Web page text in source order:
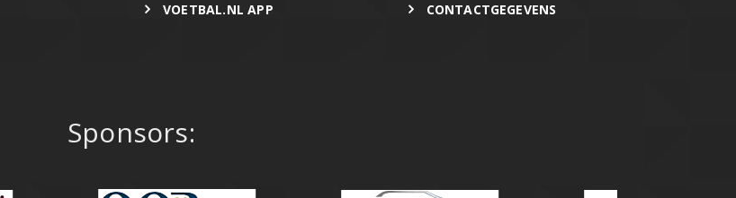
VOETBAL.NL APP CONTACTGEGEVENS
Sponsors: